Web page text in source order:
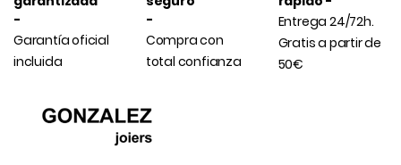
-
Garantía oficial
incluida
-
Compra con
total confianza
Entrega 24/72h.
Gratis a partir de
50€